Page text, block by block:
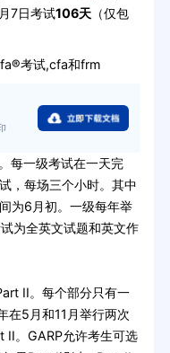
7日考试106天（仅包
一级考试在一天完
，每场三个小时。其中
为6月初。一级每年举
为全英文试题和英文作
II。每个部分只有一
在5月和11月举行两次
II。GARP允许考生可选